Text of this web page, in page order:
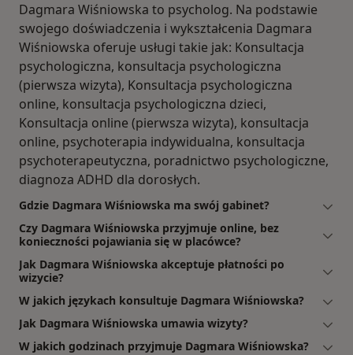
Dagmara Wiśniowska to psycholog. Na podstawie
swojego doświadczenia i wykształcenia Dagmara
Wiśniowska oferuje usługi takie jak: Konsultacja
psychologiczna, konsultacja psychologiczna
(pierwsza wizyta), Konsultacja psychologiczna
online, konsultacja psychologiczna dzieci,
Konsultacja online (pierwsza wizyta), konsultacja
online, psychoterapia indywidualna, konsultacja
psychoterapeutyczna, poradnictwo psychologiczne,
diagnoza ADHD dla dorosłych.
Gdzie Dagmara Wiśniowska ma swój gabinet?
Czy Dagmara Wiśniowska przyjmuje online, bez
konieczności pojawiania się w placówce?
Jak Dagmara Wiśniowska akceptuje płatności po
wizycie?
W jakich językach konsultuje Dagmara Wiśniowska?
Jak Dagmara Wiśniowska umawia wizyty?
W jakich godzinach przyjmuje Dagmara Wiśniowska?